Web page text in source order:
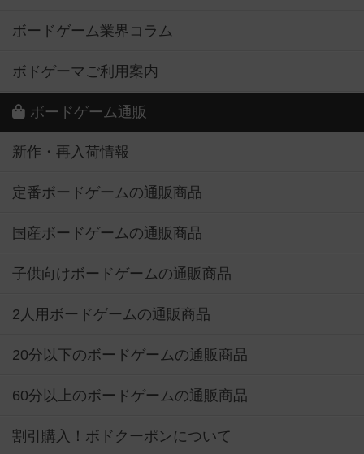
ボードゲーム業界コラム
ボドゲーマご利用案内
ボードゲーム通販
新作・再入荷情報
定番ボードゲームの通販商品
国産ボードゲームの通販商品
子供向けボードゲームの通販商品
2人用ボードゲームの通販商品
20分以下のボードゲームの通販商品
60分以上のボードゲームの通販商品
割引購入！ボドクーポンについて